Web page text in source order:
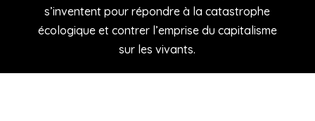
s’inventent pour répondre à la catastrophe
écologique et contrer l’emprise du capitalisme
sur les vivants.